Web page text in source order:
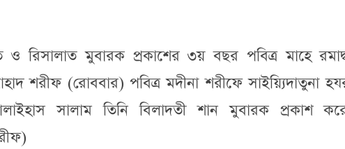
ও রিসালাত মুবারক প্রকাশের ৩য় বছর পবিত্র মাহে
শরীফ (রোববার) পবিত্র মদীনা শরীফে সাইয়্যিদাতুনা
সালাম তিনি বিলাদতী শান মুবারক প্রকাশ